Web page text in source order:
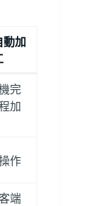
動加
完
加
作
端